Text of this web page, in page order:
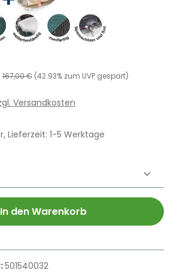
167,00 € (42.93% zum UVP gespart)
Versandkosten
Lieferzeit: 1-5 Werktage
Gib den
In den Warenkorb
501540032